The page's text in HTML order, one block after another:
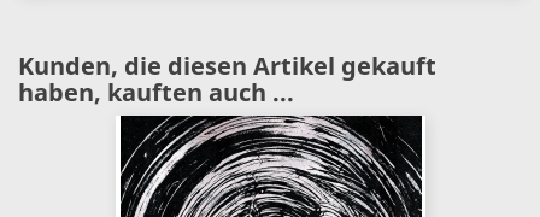
Kunden, die diesen Artikel gekauft
haben, kauften auch ...